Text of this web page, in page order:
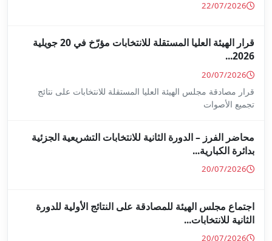
قرار الهيئة العليا المستقلة للانتخابات مؤرّخ في 20 جويلية
المستقلة للانتخابات على نتائج
للانتخابات التشريعية الجزئية
على النتائج الأولية للدورة